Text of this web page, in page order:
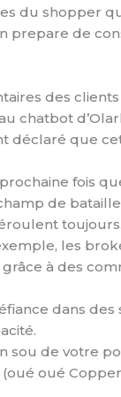
shopper
prepare de
des
chatbot
déclaré que
fois
de
les
à des
dans des
sou de votre
oué